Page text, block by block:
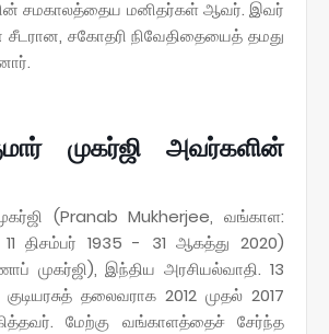
சமகாலத்தைய மனிதர்கள் ஆவர். இவர்
சீடரான, சகோதரி நிவேதிதையைத் தமது
முகர்ஜி அவர்களின்
(Pranab Mukherjee, வங்காள:
11 திசம்பர் 1935 - 31 ஆகத்து 2020)
முகர்ஜி), இந்திய அரசியல்வாதி. 13
தலைவராக 2012 முதல் 2017
மேற்கு வங்காளத்தைச் சேர்ந்த